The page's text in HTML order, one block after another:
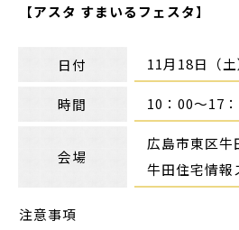
【アスタ すまいるフェスタ】
日付 11月18日（土
時間 10：00～17
会場
広島市東区
牛田住宅情報
注意事項